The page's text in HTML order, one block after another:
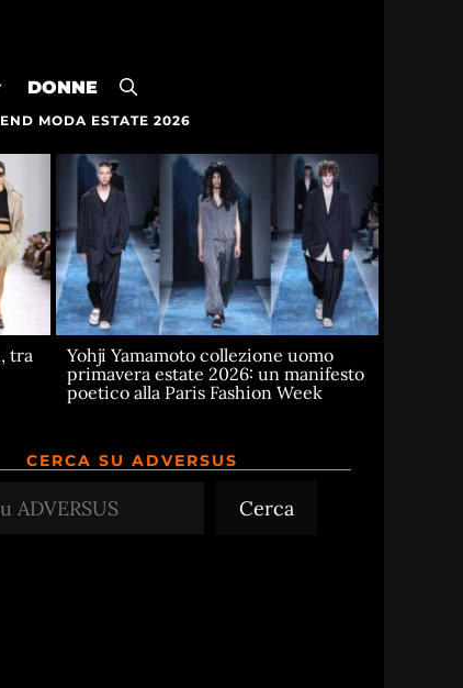
DONNE
MODA ESTATE 2026
tra
Yohji Yamamoto collezione uomo
primavera estate 2026: un manifesto
poetico alla Paris Fashion Week
CERCA SU ADVERSUS
Cerca